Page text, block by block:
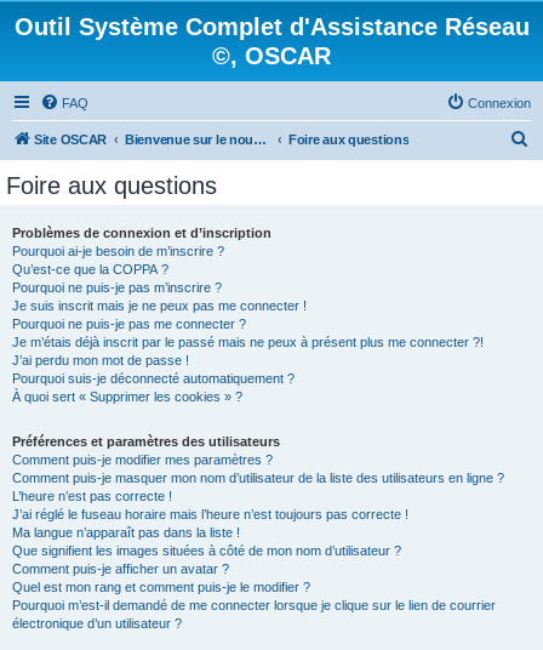
Outil Système Complet d'Assistance Réseau
©, OSCAR
FAQ Connexion
Site OSCAR Bienvenue sur le nouveau forum OSCAR Foire aux questions
Foire aux questions
Problèmes de connexion et d’inscription
Pourquoi ai-je besoin de m’inscrire ?
Qu’est-ce que la COPPA ?
Pourquoi ne puis-je pas m’inscrire ?
Je suis inscrit mais je ne peux pas me connecter !
Pourquoi ne puis-je pas me connecter ?
Je m’étais déjà inscrit par le passé mais ne peux à présent plus me connecter ?!
J’ai perdu mon mot de passe !
Pourquoi suis-je déconnecté automatiquement ?
À quoi sert « Supprimer les cookies » ?
Préférences et paramètres des utilisateurs
Comment puis-je modifier mes paramètres ?
Comment puis-je masquer mon nom d’utilisateur de la liste des utilisateurs en ligne ?
L’heure n’est pas correcte !
J’ai réglé le fuseau horaire mais l’heure n’est toujours pas correcte !
Ma langue n’apparaît pas dans la liste !
Que signifient les images situées à côté de mon nom d’utilisateur ?
Comment puis-je afficher un avatar ?
Quel est mon rang et comment puis-je le modifier ?
Pourquoi m’est-il demandé de me connecter lorsque je clique sur le lien de courrier
électronique d’un utilisateur ?